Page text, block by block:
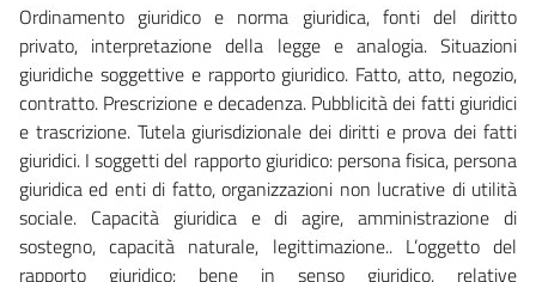
Ordinamento giuridico e norma giuridica, fonti del diritto
privato, interpretazione della legge e analogia. Situazioni
giuridiche soggettive e rapporto giuridico. Fatto, atto, negozio,
contratto. Prescrizione e decadenza. Pubblicità dei fatti giuridici
e trascrizione. Tutela giurisdizionale dei diritti e prova dei fatti
giuridici. I soggetti del rapporto giuridico: persona fisica, persona
giuridica ed enti di fatto, organizzazioni non lucrative di utilità
sociale. Capacità giuridica e di agire, amministrazione di
sostegno, capacità naturale, legittimazione.. L’oggetto del
rapporto giuridico: bene in senso giuridico, relative